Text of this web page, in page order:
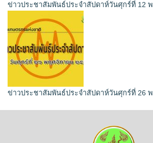
ข่าวประชาสัมพันธ์ประจำสัปดาห์วันศุกร์ที่ 12
ข่าวประชาสัมพันธ์ประจำสัปดาห์วันศุกร์ที่ 26